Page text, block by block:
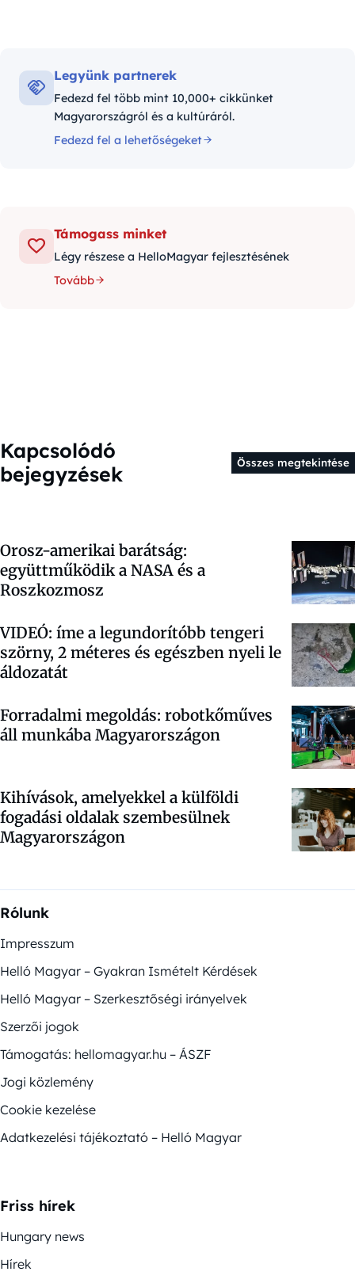
Legyünk partnerek
Fedezd fel több mint 10,000+ cikkünket
Magyarországról és a kultúráról.
Fedezd fel a lehetőségeket
Támogass minket
Légy részese a HelloMagyar fejlesztésének
Tovább
Kapcsolódó
bejegyzések
Összes megtekintése
Orosz-amerikai barátság:
együttműködik a NASA és a
Roszkozmosz
VIDEÓ: íme a legundorítóbb tengeri
szörny, 2 méteres és egészben nyeli le
áldozatát
Forradalmi megoldás: robotkőműves
áll munkába Magyarországon
Kihívások, amelyekkel a külföldi
fogadási oldalak szembesülnek
Magyarországon
Rólunk
Impresszum
Helló Magyar – Gyakran Ismételt Kérdések
Helló Magyar – Szerkesztőségi irányelvek
Szerzői jogok
Támogatás: hellomagyar.hu – ÁSZF
Jogi közlemény
Cookie kezelése
Adatkezelési tájékoztató – Helló Magyar
Friss hírek
Hungary news
Hírek